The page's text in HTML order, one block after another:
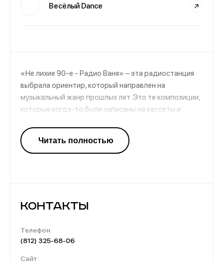
Весёлый Dance
«Не лихие 90-е - Радио Ваня» – эта радиостанция
выбрала ориентир, который направлен на
музыкальный жанр прошлых лет. Это те композиции,
которые когда-то были записаны на кассеты и
творилось нечто невообразимое. Лучшие хиты
ушедших лет ожидают вас на этой радиоволне.
Контакты
Телефон:
(812) 325-68-06
Сайт: